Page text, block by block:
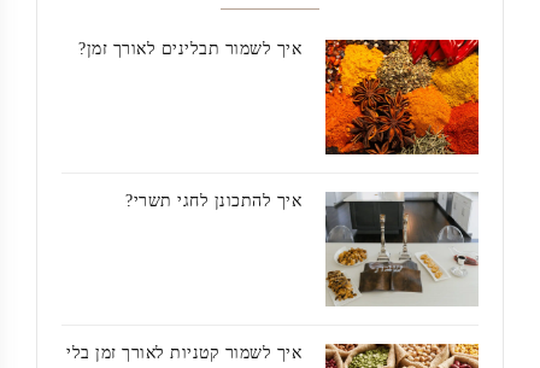
איך לשמור תבלינים לאורך זמן?
איך להתכונן לחגי תשרי?
איך לשמור קטניות לאורך זמן בלי